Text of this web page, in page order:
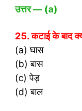
उत्तर— (a)
25. कटाई के बाद
(a) घास
(b) बास
(c) पेड़
(d) बाल